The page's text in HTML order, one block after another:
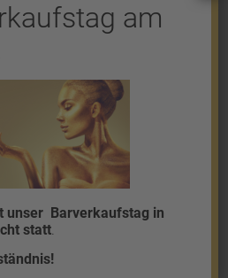
am
unser Barverkaufstag in
statt.